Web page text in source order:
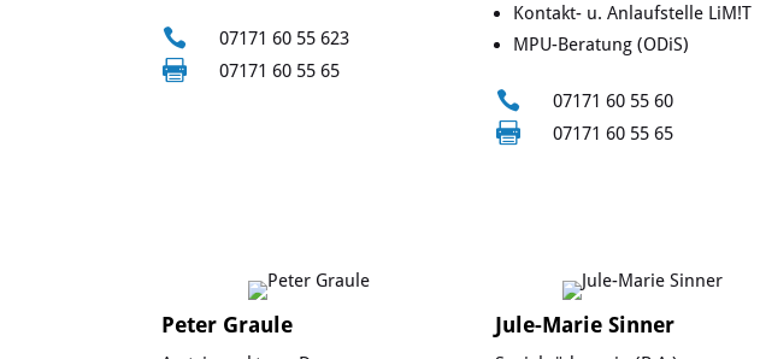
 07171 60 55 623
 07171 60 55 65
Kontakt- u. Anlaufstelle LiM!T
MPU-Beratung (ODiS)
 07171 60 55 60
 07171 60 55 65
Peter Graule Jule-Marie Sinner